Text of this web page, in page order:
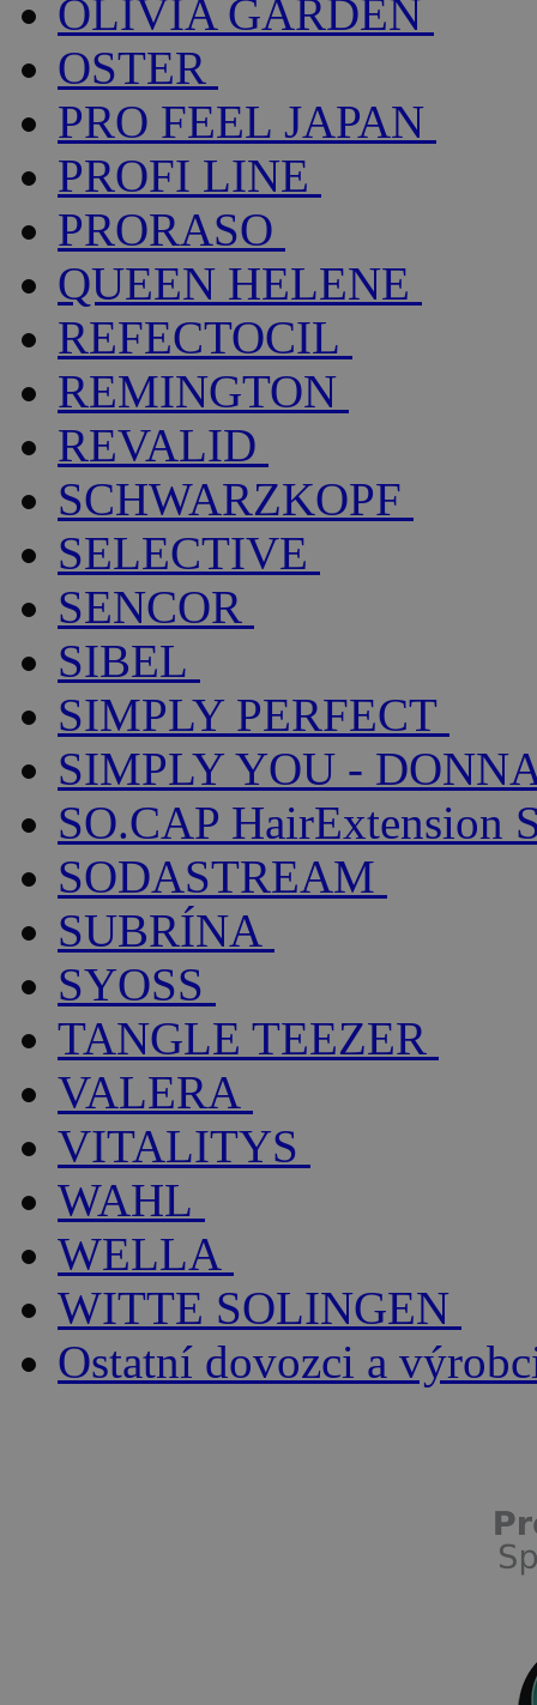
OLIVIA GARDEN
OSTER
PRO FEEL JAPAN
PROFI LINE
PRORASO
QUEEN HELENE
REFECTOCIL
REMINGTON
REVALID
SCHWARZKOPF
SELECTIVE
SENCOR
SIBEL
SIMPLY PERFECT
SIMPLY YOU -
SO.CAP HairExtension
SODASTREAM
SUBRÍNA
SYOSS
TANGLE TEEZER
VALERA
VITALITYS
WAHL
WELLA
WITTE SOLINGEN
Ostatní dovozci a